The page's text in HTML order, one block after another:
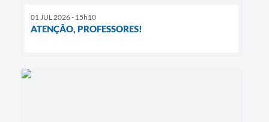
01 JUL 2026 - 15h10
ATENÇÃO, PROFESSORES!